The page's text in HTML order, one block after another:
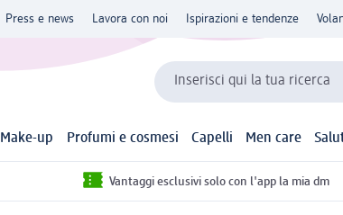
Press e news Lavora con noi Ispirazioni e tendenze
Inserisci qui la tua ricerca
Make-up Profumi e cosmesi Capelli Men care
Vantaggi esclusivi solo con l'app la mia dm